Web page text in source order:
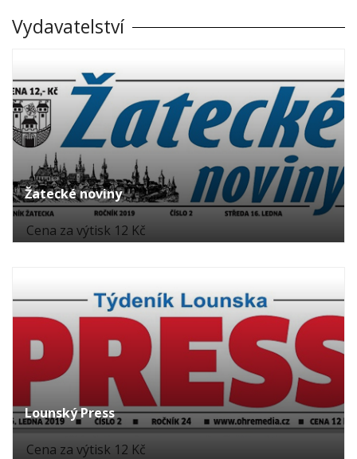
Vydavatelství
Žatecké noviny
Cena za výtisk 12 Kč
Lounský Press
Cena za výtisk 12 Kč